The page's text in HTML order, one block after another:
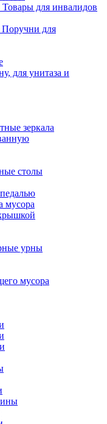
Товары для инвалидов
Поручни для
для унитаза и
зеркала
столы
мусора
урны
мусора